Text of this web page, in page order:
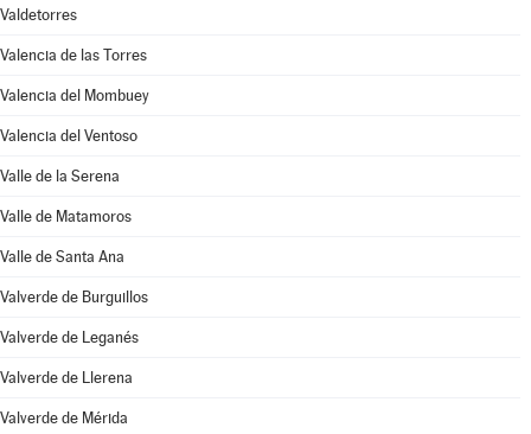
Valdetorres
Valencia de las Torres
Valencia del Mombuey
Valencia del Ventoso
Valle de la Serena
Valle de Matamoros
Valle de Santa Ana
Valverde de Burguillos
Valverde de Leganés
Valverde de Llerena
Valverde de Mérida